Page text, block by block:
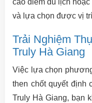
cao điểm du lịch
và lựa chọn được vị
Trải Nghiệm
Truly Hà Giang
Việc lựa chọn
then chốt quyết định
Truly Hà Giang, bạn